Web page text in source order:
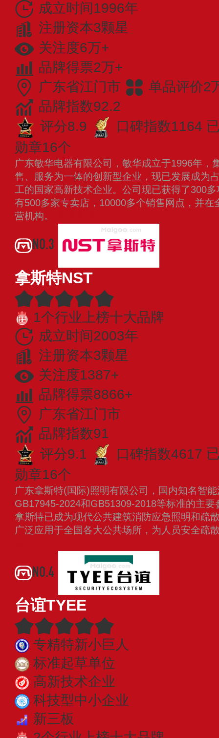
成立时间1996年
注册资本3颗星
关注度6万+
品牌得票2万+
广东省江门市
单品评价2
品牌指数92.2
评分8.9
口碑指数1164
勋章16个
广东敏华电器有限公司，敏华成立于1996年，
售、服务为一体的创新型企业，现已发展成为
工的国家高新技术企业。公司现已获得了300
有500多家专卖店，10000多个销售网点，并
营机构。
NO.3
拿斯特NST
1个行业上榜十大品牌
成立时间2003年
注册资本3颗星
关注度1387+
品牌得票8866+
广东省江门市
品牌指数91
评分9.1
口碑指数4617
勋章16个
广东拿斯特(国际)照明有限公司，国内知名智
GB17945-2024和GB51309-2018等标准的主
拿斯特已成为现代公共建筑消防应急照明和疏
广泛应用于全国各大公共场所，为人员安全疏
NO.4
台谊TYEE
专精特新小巨人
标准起草单位
高新技术企业
科技型中小企业
新三板